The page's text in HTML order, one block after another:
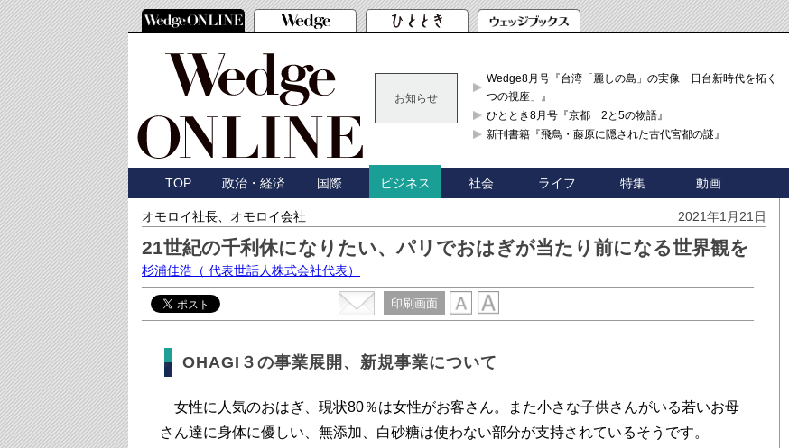
お知らせ
Wedge8月号『台湾「麗しの島」の実像 日台新時代を拓く「3
つの視座」』
ひととき8月号『京都 2と5の物語』
新刊書籍『飛鳥・藤原に隠された古代宮都の謎』
TOP 政治・経済 国際 ビジネス 社会 ライフ 特集 動画
オモロイ社長、オモロイ会社 2021年1月21日
21世紀の千利休になりたい、パリでおはぎが当たり前になる世界観を
杉浦佳浩 （ 代表世話人株式会社代表）
印刷画面
OHAGI３の事業展開、新規事業について
女性に人気のおはぎ、現状80％は女性がお客さん。また小さな子供さんがいる若いお母
さん達に身体に優しい、無添加、白砂糖は使わない部分が支持されているそうです。